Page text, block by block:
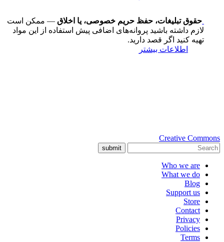
حقوق تبلیغات، حفظ حریم خصوصی، یا اخلاق — ممکن است
لازم داشته باشید پروانه‌های اضافی پیش استفاده از این مواد
تهیه کنید اگر قصد دارید.
اطلاعات بیشتر
Creative Commons
submit
Who we are
What we do
Blog
Support us
Store
Contact
Privacy
Policies
Terms